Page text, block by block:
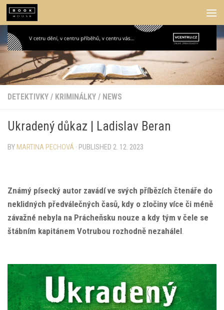
Skip to content
DETEKTIVKY / KRIMINÁLKY / NEWS
Ukradený důkaz | Ladislav Beran
BY MARTINA PECHOVÁ · PUBLISHED 2. 12. 2023
Známý písecký autor zavádí ve svých příbězích čtenáře do
neklidných předválečných časů, kdy o zločiny více či méně
závažné nebyla na Prácheňsku nouze a kdy tým v čele se
štábním kapitánem Votrubou rozhodně nezahálel